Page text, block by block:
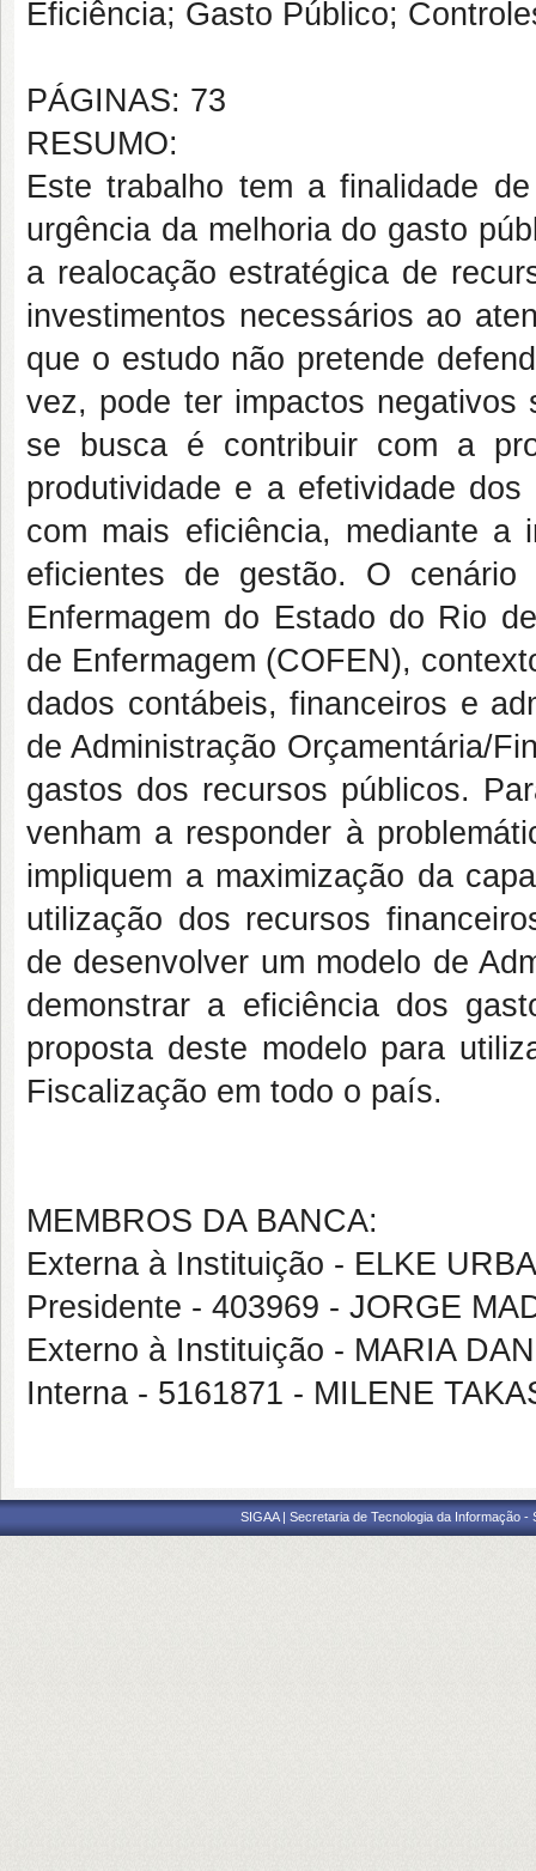
Eficiência; Gasto Público;
PÁGINAS: 73
RESUMO:
Este trabalho tem a finalidade
urgência da melhoria do gasto
a realocação estratégica de
investimentos necessários ao
que o estudo não pretende
vez, pode ter impactos
se busca é contribuir com a
produtividade e a efetividade
com mais eficiência, mediante a
eficientes de gestão. O
Enfermagem do Estado do Rio
de Enfermagem (COFEN),
dados contábeis, financeiros e
de Administração Orçamentária/
gastos dos recursos públicos.
venham a responder à
impliquem a maximização da
utilização dos recursos
de desenvolver um modelo de
demonstrar a eficiência dos
proposta deste modelo para
Fiscalização em todo o país.
MEMBROS DA BANCA:
Externa à Instituição - ELKE
Presidente - 403969 - JORGE
Externo à Instituição - MARIA
Interna - 5161871 - MILENE
SIGAA | Secretaria de Tecnologia da Informação